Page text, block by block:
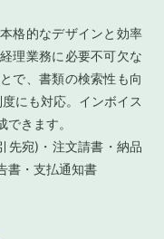
格的なデザインと効率
理業務に必要不可欠な
で、書類の検索性も向
にも対応。インボイス
きます。
先宛)・注文請書・納品
書・支払通知書